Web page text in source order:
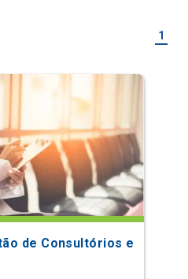
1
de Consultórios e